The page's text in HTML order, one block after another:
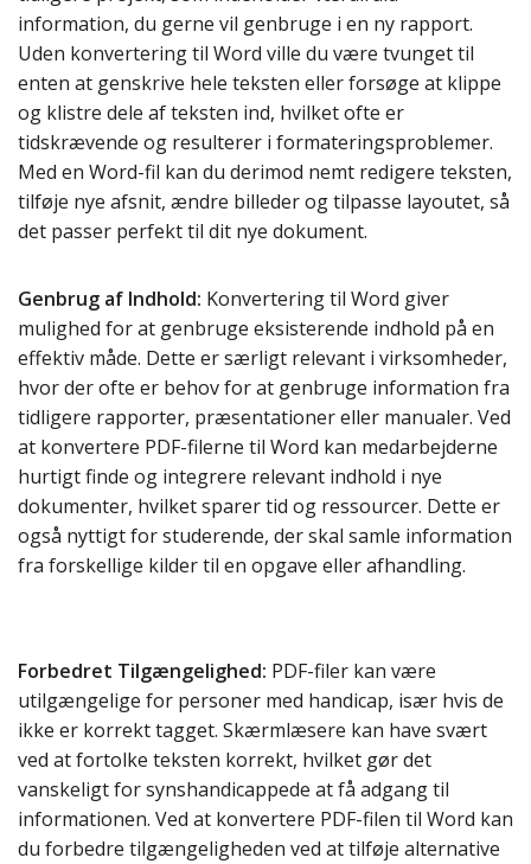
information, du gerne vil genbruge i en ny rapport.
Uden konvertering til Word ville du være tvunget til
enten at genskrive hele teksten eller forsøge at klippe
og klistre dele af teksten ind, hvilket ofte er
tidskrævende og resulterer i formateringsproblemer.
Med en Word-fil kan du derimod nemt redigere teksten,
tilføje nye afsnit, ændre billeder og tilpasse layoutet, så
det passer perfekt til dit nye dokument.
Genbrug af Indhold: Konvertering til Word giver
mulighed for at genbruge eksisterende indhold på en
effektiv måde. Dette er særligt relevant i virksomheder,
hvor der ofte er behov for at genbruge information fra
tidligere rapporter, præsentationer eller manualer. Ved
at konvertere PDF-filerne til Word kan medarbejderne
hurtigt finde og integrere relevant indhold i nye
dokumenter, hvilket sparer tid og ressourcer. Dette er
også nyttigt for studerende, der skal samle information
fra forskellige kilder til en opgave eller afhandling.
Forbedret Tilgængelighed: PDF-filer kan være
utilgængelige for personer med handicap, især hvis de
ikke er korrekt tagget. Skærmlæsere kan have svært
ved at fortolke teksten korrekt, hvilket gør det
vanskeligt for synshandicappede at få adgang til
informationen. Ved at konvertere PDF-filen til Word kan
du forbedre tilgængeligheden ved at tilføje alternative